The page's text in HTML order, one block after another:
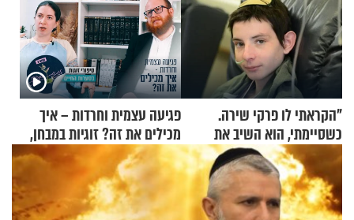
"הקראתי לו פרקי שירה.
כשסיימתי, הוא השיב את
נשמתו לבורא"
פגיעה עצמית וחרדות – איך
מכילים את זה? זוגיות במבחן,
הפעם עם יהודית ואלתר כהן